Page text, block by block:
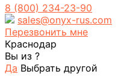
8 (800) 234-23-90
sales@onyx-rus.com
Перезвонить мне
Краснодар
Вы из ?
Да Выбрать другой